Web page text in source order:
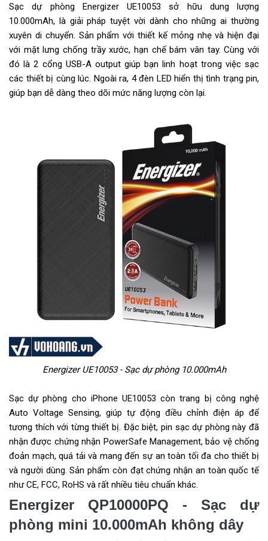
Sạc dự phòng Energizer UE10053 sở hữu dung lượng
10.000mAh, là giải pháp tuyệt vời dành cho những ai thường
xuyên di chuyển. Sản phẩm với thiết kế mỏng nhẹ và hiện đại
với mặt lưng chống trầy xước, hạn chế bám vân tay. Cùng với
đó là 2 cổng USB-A output giúp bạn linh hoạt trong việc sạc
các thiết bị cùng lúc. Ngoài ra, 4 đèn LED hiển thị tình trạng pin,
giúp bạn dễ dàng theo dõi mức năng lượng còn lại.
Energizer UE10053 - Sạc dự phòng 10.000mAh
Sạc dự phòng cho iPhone UE10053 còn trang bị công nghệ
Auto Voltage Sensing, giúp tự động điều chỉnh điện áp để
tương thích với từng thiết bị. Đặc biệt, pin sạc dự phòng này đã
nhận được chứng nhận PowerSafe Management, bảo vệ chống
đoản mạch, quá tải và mang đến sự an toàn tối đa cho thiết bị
và người dùng. Sản phẩm còn đạt chứng nhận an toàn quốc tế
như CE, FCC, RoHS và rất nhiều tiêu chuẩn khác.
Energizer QP10000PQ - Sạc dự
phòng mini 10.000mAh không dây